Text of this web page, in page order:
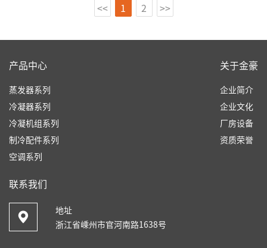
<< 1 2 >>
产品中心
蒸发器系列
冷凝器系列
冷凝机组系列
制冷配件系列
空调系列
关于金豪
企业简介
企业文化
厂房设备
资质荣誉
联系我们
地址
浙江省嵊州市官河南路1638号